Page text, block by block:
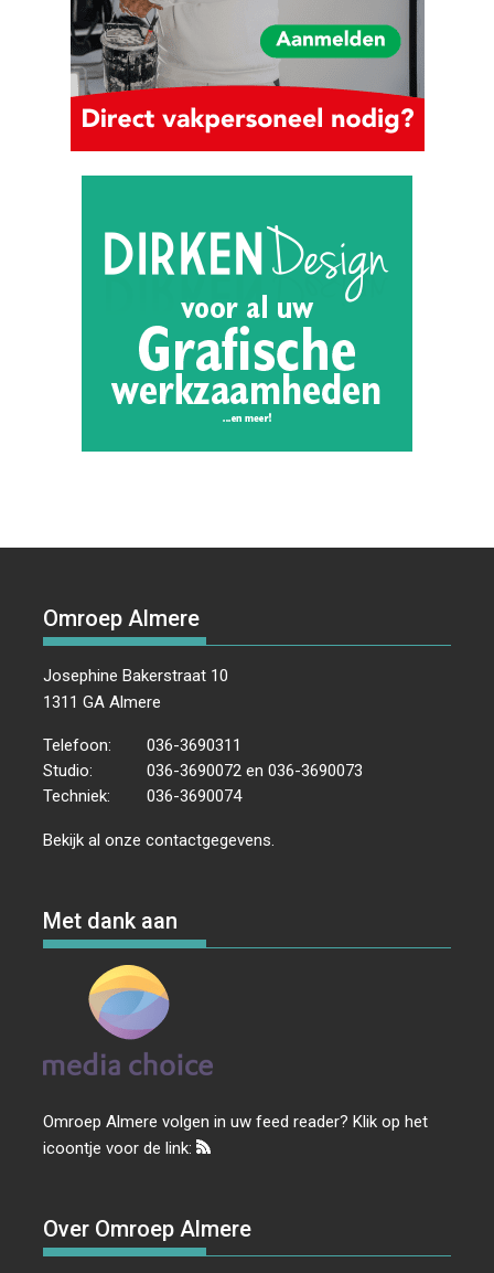
Omroep Almere
Josephine Bakerstraat 10
1311 GA Almere
Telefoon:
036-3690311
Studio:
036-3690072 en 036-3690073
Techniek:
036-3690074
Bekijk al onzecontactgegevens
Met dank aan
Omroep Almere volgen in uw feed reader? Klik op het
icoontje voor de link:
Over Omroep Almere